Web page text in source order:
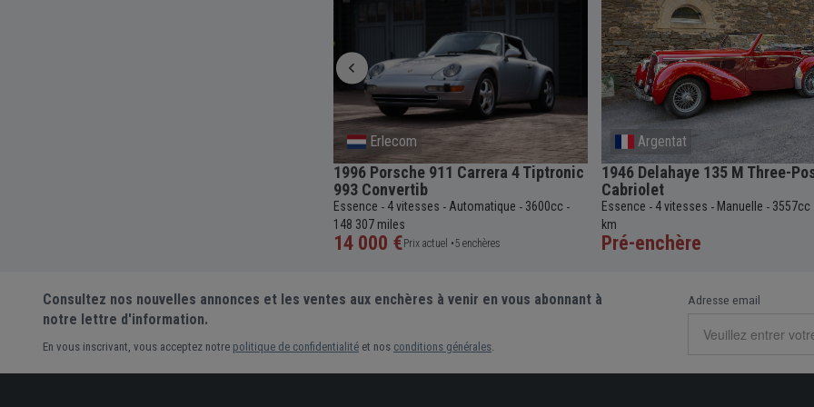
Erlecom
1996 Porsche 911 Carrera 4 Tiptronic
993 Convertib
Essence - 4 vitesses - Automatique - 3600cc -
148 307 miles
14 000 €Prix actuel •5 enchères
Argentat
1946 Delahaye 135 M Three-
Cabriolet
Essence - 4 vitesses - Manuelle - 3557cc
km
Pré-enchère
Consultez nos nouvelles annonces et les ventes aux enchères à venir en vous abonnant à
notre lettre d'information.
En vous inscrivant, vous acceptez notre politique de confidentialité et nos conditions générales
Adresse email